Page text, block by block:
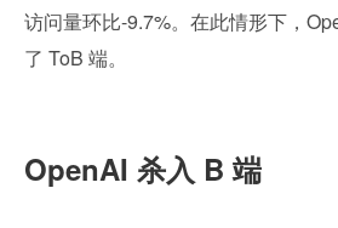
访问量环比-9.7%。在此情形下，
了 ToB 端。
OpenAI 杀入 B 端